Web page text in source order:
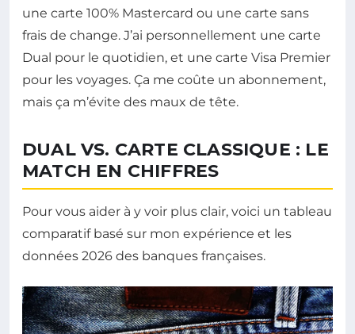
une carte 100% Mastercard ou une carte sans
frais de change. J’ai personnellement une carte
Dual pour le quotidien, et une carte Visa Premier
pour les voyages. Ça me coûte un abonnement,
mais ça m’évite des maux de tête.
DUAL VS. CARTE CLASSIQUE : LE
MATCH EN CHIFFRES
Pour vous aider à y voir plus clair, voici un tableau
comparatif basé sur mon expérience et les
données 2026 des banques françaises.